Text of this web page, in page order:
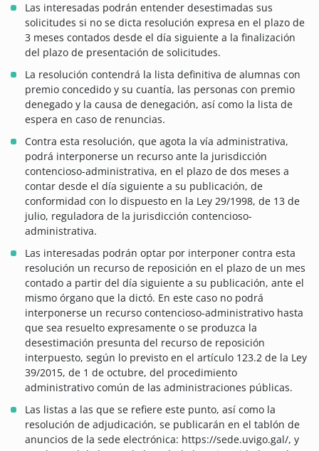
Las interesadas podrán entender desestimadas sus
solicitudes si no se dicta resolución expresa en el plazo de
3 meses contados desde el día siguiente a la finalización
del plazo de presentación de solicitudes.
La resolución contendrá la lista definitiva de alumnas con
premio concedido y su cuantía, las personas con premio
denegado y la causa de denegación, así como la lista de
espera en caso de renuncias.
Contra esta resolución, que agota la vía administrativa,
podrá interponerse un recurso ante la jurisdicción
contencioso-administrativa, en el plazo de dos meses a
contar desde el día siguiente a su publicación, de
conformidad con lo dispuesto en la Ley 29/1998, de 13 de
julio, reguladora de la jurisdicción contencioso-
administrativa.
Las interesadas podrán optar por interponer contra esta
resolución un recurso de reposición en el plazo de un mes
contado a partir del día siguiente a su publicación, ante el
mismo órgano que la dictó. En este caso no podrá
interponerse un recurso contencioso-administrativo hasta
que sea resuelto expresamente o se produzca la
desestimación presunta del recurso de reposición
interpuesto, según lo previsto en el artículo 123.2 de la Ley
39/2015, de 1 de octubre, del procedimiento
administrativo común de las administraciones públicas.
Las listas a las que se refiere este punto, así como la
resolución de adjudicación, se publicarán en el tablón de
anuncios de la sede electrónica: https://sede.uvigo.gal/, y